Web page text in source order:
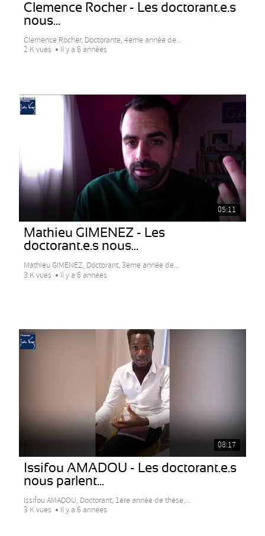
Clemence Rocher - Les doctorant.e.s
nous...
Clemence Rocher, Doctorante, 4eme année de...
2 K vues
Il y a 6 années
05:11
Mathieu GIMENEZ - Les
doctorant.e.s nous...
Mathieu GIMENEZ, Doctorant, 3ème année de...
3 K vues
Il y a 6 années
08:17
Issifou AMADOU - Les doctorant.e.s
nous parlent...
Issifou AMADOU, Doctorant, 1ère année de thèse,...
3 K vues
Il y a 6 années